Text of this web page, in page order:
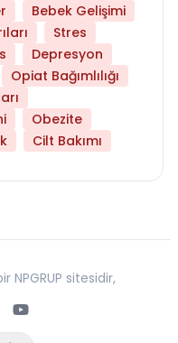
Bebek Gelişimi
Stres
Depresyon
Opiat Bağımlılığı
Obezite
Cilt Bakımı
NPGRUP sitesidir,
Youtube